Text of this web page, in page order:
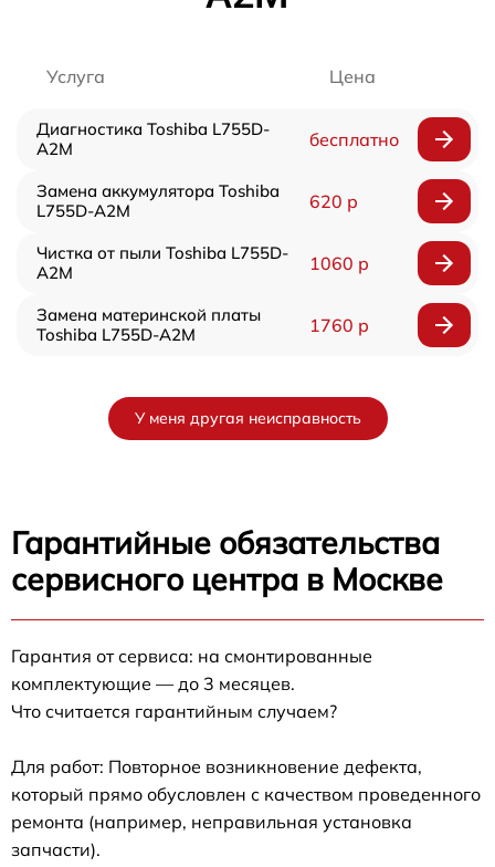
Услуга Цена
Диагностика Toshiba L755D-
A2M
бесплатно
Замена аккумулятора Toshiba
L755D-A2M
620 р
Чистка от пыли Toshiba L755D-
A2M
1060 р
Замена материнской платы
Toshiba L755D-A2M
1760 р
У меня другая неисправность
Гарантийные обязательства
сервисного центра в Москве
Гарантия от сервиса: на смонтированные
комплектующие — до 3 месяцев.
Что считается гарантийным случаем?
Для работ: Повторное возникновение дефекта,
который прямо обусловлен с качеством проведенного
ремонта (например, неправильная установка
запчасти).